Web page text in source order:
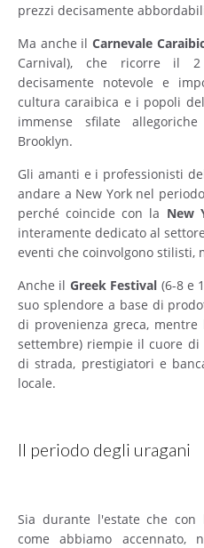
prezzi decisamente
Ma anche il Carnevale
Carnival), che ricorre il
decisamente notevole e
cultura caraibica e i popoli
immense sfilate
Brooklyn.
Gli amanti e i professionisti
andare a New York nel
perché coincide con la New
interamente dedicato al
eventi che coinvolgono stilisti,
Anche il Greek Festival (6-8 e
suo splendore a base di
di provenienza greca,
settembre) riempie il cuore
di strada, prestigiatori e
locale.
Il periodo degli uragani
Sia durante l'estate che con
come abbiamo accennato,